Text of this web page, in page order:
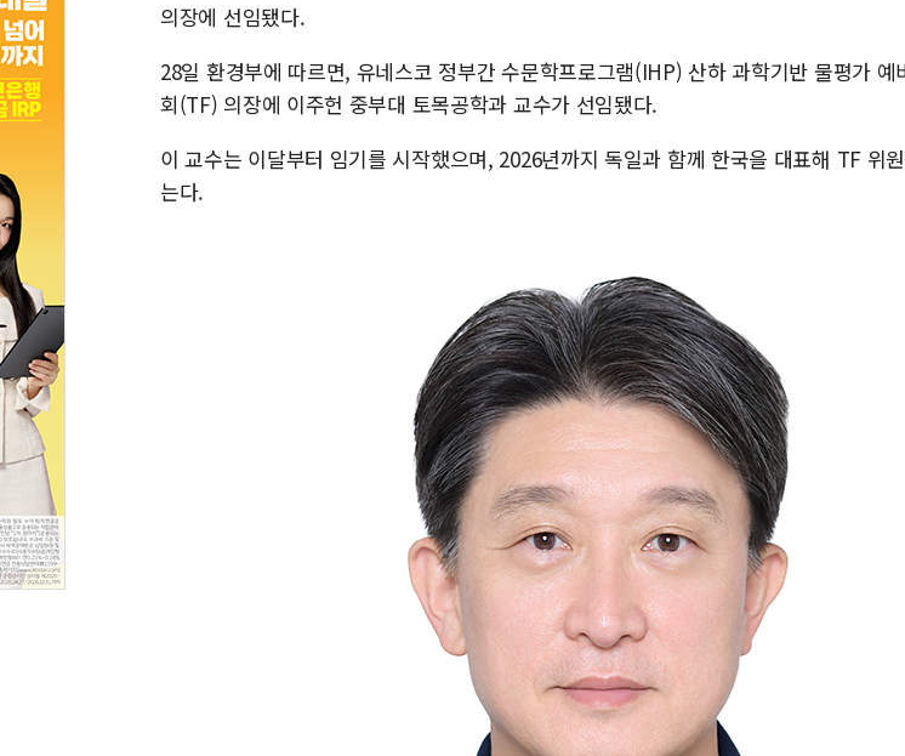
의장에 선임됐다.
28일 환경부에 따르면, 유네스코 정부간 수문학프로그램(IHP) 산하 과학기반 물평가 예
회(TF) 의장에 이주헌 중부대 토목공학과 교수가 선임됐다.
이 교수는 이달부터 임기를 시작했으며, 2026년까지 독일과 함께 한국을 대표해 TF 위
는다.